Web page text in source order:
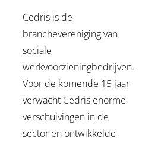
Cedris is de
branchevereniging van
sociale
werkvoorzieningbedrijven.
Voor de komende 15 jaar
verwacht Cedris enorme
verschuivingen in de
sector en ontwikkelde